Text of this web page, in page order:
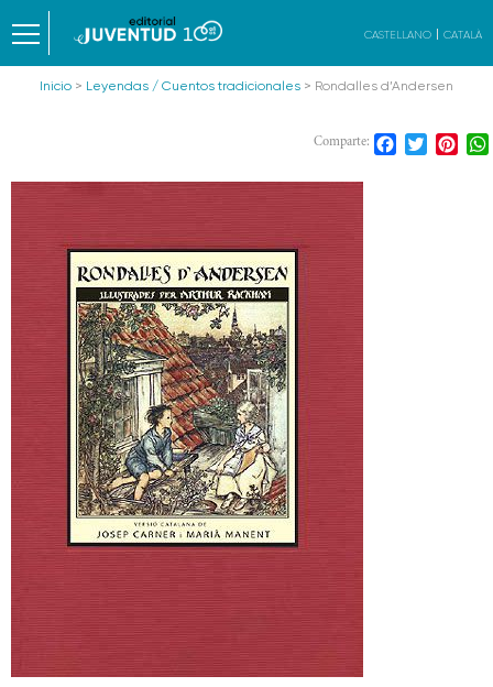
CASTELLANO CATALÀ
Inicio > Leyendas / Cuentos tradicionales > Rondalles d’Andersen
Comparte: Facebook
Twitter